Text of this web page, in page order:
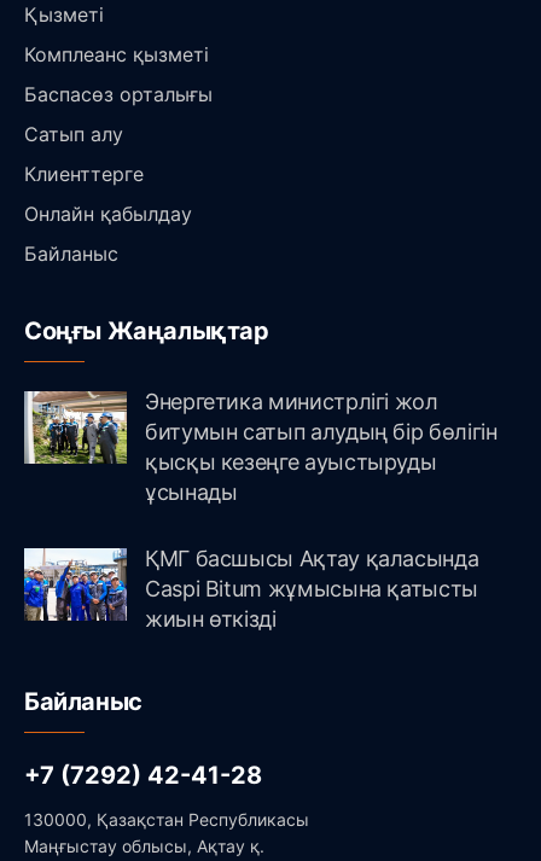
Қызметі
Комплеанс қызметі
Баспасөз орталығы
Сатып алу
Клиенттерге
Онлайн қабылдау
Байланыс
Соңғы Жаңалықтар
Энергетика министрлігі жол
битумын сатып алудың бір бөлігін
қысқы кезеңге ауыстыруды
ұсынады
ҚМГ басшысы Ақтау қаласында
Caspi Bitum жұмысына қатысты
жиын өткізді
Байланыс
+7 (7292) 42-41-28
130000, Қазақстан Республикасы
Маңғыстау облысы, Ақтау қ.